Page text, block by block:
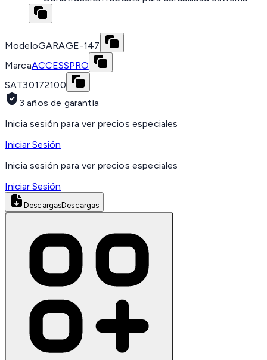
ModeloGARAGE-147
MarcaACCESSPRO
SAT30172100
3 años de garantía
Inicia sesión para ver precios especiales
Iniciar Sesión
Inicia sesión para ver precios especiales
Iniciar Sesión
DescargasDescargas